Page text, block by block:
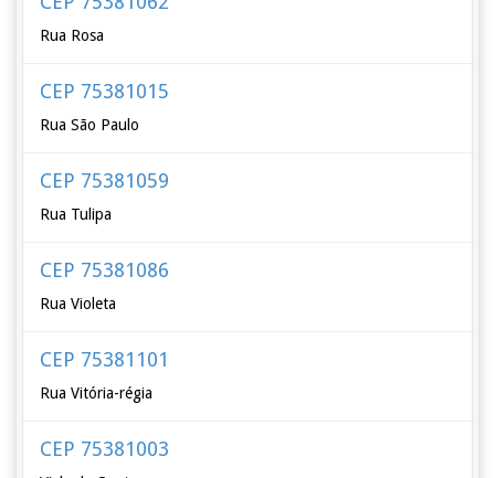
Rua Rosa
CEP 75381015
Rua São Paulo
CEP 75381059
Rua Tulipa
CEP 75381086
Rua Violeta
CEP 75381101
Rua Vitória-régia
CEP 75381003